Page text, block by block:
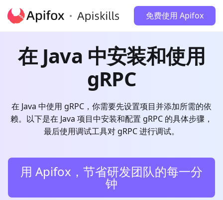
免费使用 Apifox
在 Java 中安装和使用
gRPC
在 Java 中使用 gRPC，你需要先设置项目并添加所需的依
赖。以下是在 Java 项目中安装和配置 gRPC 的具体步骤，
最后使用调试工具对 gRPC 进行调试。
用 Apifox，节省研发团队的每一分
钟